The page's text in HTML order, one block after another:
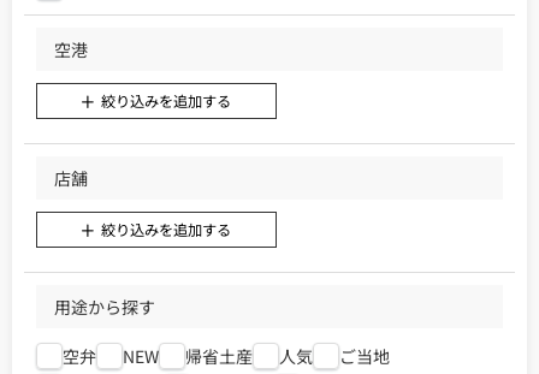
空港
絞り込みを追加する
店舗
絞り込みを追加する
用途から探す
空弁 NEW 帰省土産 人気
ご当地